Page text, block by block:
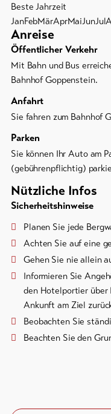
Beste Jahrzeit
JanFebMärAprMaiJunJul
Anreise
Öffentlicher Verkehr
Mit Bahn und Bus
Bahnhof Goppenstein.
Anfahrt
Sie fahren zum Bahnhof
Parken
Sie können Ihr Auto am
(gebührenpflichtig)
Nützliche Infos
Sicherheitshinweise
Planen Sie jede
Achten Sie auf eine
Gehen Sie nie allein
Informieren Sie
den Hotelportier über
Ankunft am Ziel
Beobachten Sie
Beachten Sie den